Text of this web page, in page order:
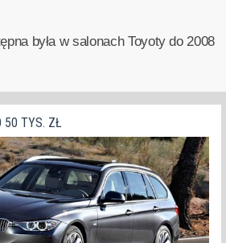
była w salonach Toyoty do 2008
50 TYS. ZŁ